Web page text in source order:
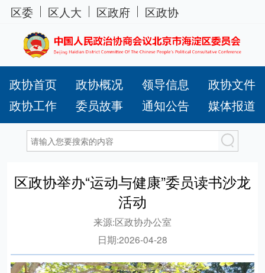
区委 区人大 区政府 区政协
政协首页 政协概况 领导信息
政协文件
政协工作
委员故事 通知公告 媒体报道
区政协举办“运动与健康”委员读书沙龙
活动
来源:区政协办公室
日期:2026-04-28